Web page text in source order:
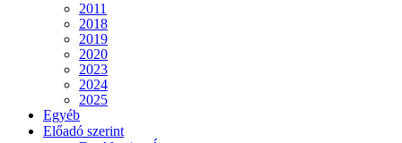
2011
2018
2019
2020
2023
2024
2025
Egyéb
Előadó szerint